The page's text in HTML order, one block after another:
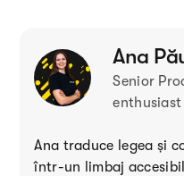
Ana
Senior
enthusiast
Ana traduce legea și
într-un limbaj